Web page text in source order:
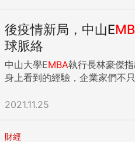
後疫情新局，中山E
球脈絡
中山大學EMBA執行長林豪傑
身上看到的經驗，企業家們不
2021.11.25
財經